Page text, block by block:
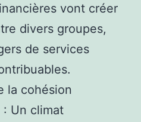
vont créer
divers groupes,
de services
la cohésion
: Un climat